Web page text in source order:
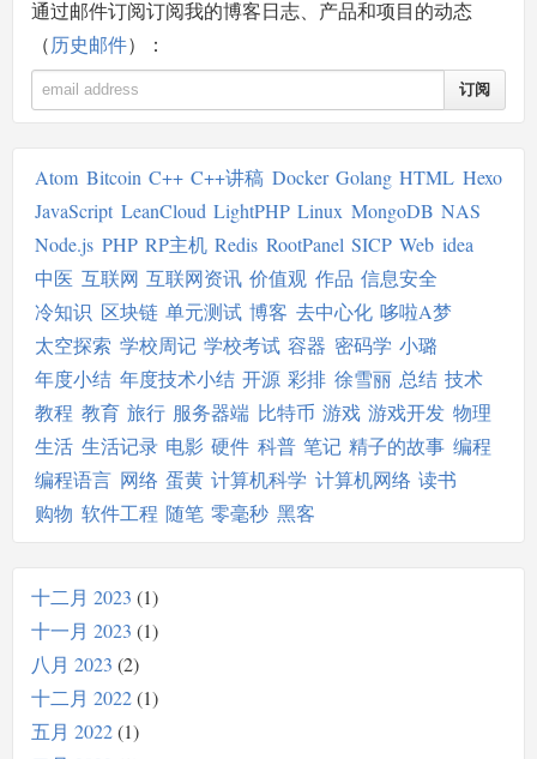
通过邮件订阅订阅我的博客日志、产品和项目的动态
（历史邮件）：
订阅
Atom Bitcoin C++ C++讲稿 Docker Golang HTML Hexo
JavaScript LeanCloud LightPHP Linux MongoDB NAS
Node.js PHP RP主机 Redis RootPanel SICP Web idea
中医 互联网 互联网资讯 价值观 作品 信息安全
冷知识 区块链 单元测试 博客 去中心化 哆啦A梦
太空探索 学校周记 学校考试 容器 密码学 小璐
年度小结 年度技术小结 开源 彩排 徐雪丽 总结 技术
教程 教育 旅行 服务器端 比特币 游戏 游戏开发 物理
生活 生活记录 电影 硬件 科普 笔记 精子的故事 编程
编程语言 网络 蛋黄 计算机科学 计算机网络 读书
购物 软件工程 随笔 零毫秒 黑客
十二月 2023 1
十一月 2023 1
八月 2023 2
十二月 2022 1
五月 2022 1